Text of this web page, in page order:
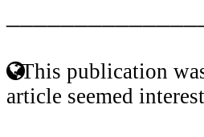
This publication
article seemed